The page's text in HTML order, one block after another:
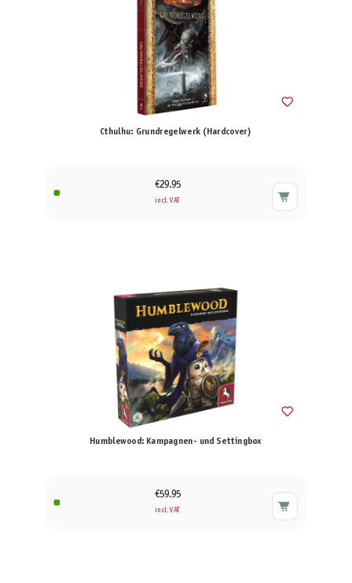
Cthulhu: Grundregelwerk (Hardcover)
€29.95
incl. VAT
Humblewood: Kampagnen- und Settingbox
€59.95
incl. VAT